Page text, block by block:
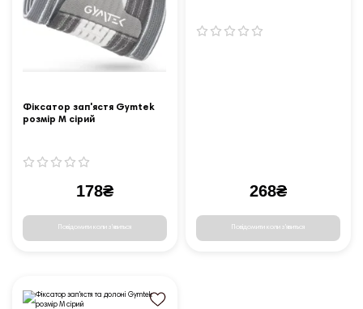
Фіксатор зап'ястя Gymtek
розмір M сірий
178₴
Повідомити коли з'явиться
268₴
Повідомити коли з'явиться